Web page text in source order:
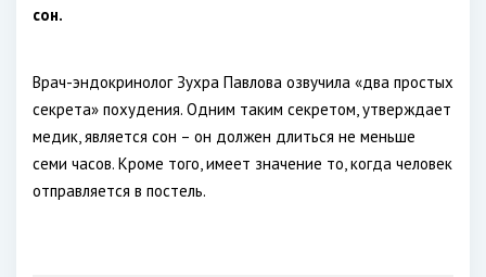
сон.
Врач-эндокринолог Зухра Павлова озвучила «два простых
секрета» похудения. Одним таким секретом, утверждает
медик, является сон – он должен длиться не меньше
семи часов. Кроме того, имеет значение то, когда человек
отправляется в постель.